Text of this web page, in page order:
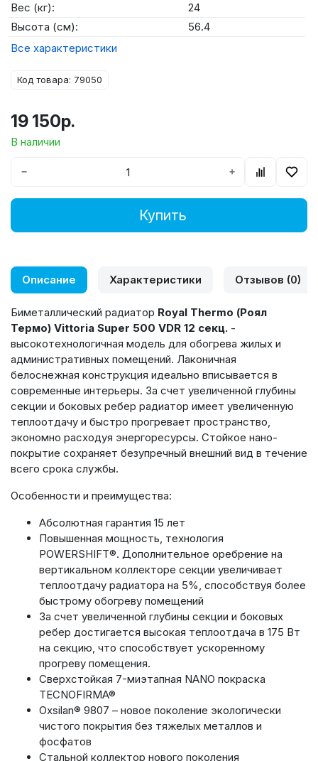
Вес (кг):
24
Высота (см):
56.4
Все характеристики
Код товара: 79050
19 150р.
В наличии
− +
Купить
Описание Характеристики Отзывов (0)
Биметаллический радиатор Royal Thermo (Роял
Термо) Vittoria Super 500 VDR 12 секц. -
высокотехнологичная модель для обогрева жилых и
административных помещений. Лаконичная
белоснежная конструкция идеально вписывается в
современные интерьеры. За счет увеличенной глубины
секции и боковых ребер радиатор имеет увеличенную
теплоотдачу и быстро прогревает пространство,
экономно расходуя энергоресурсы. Стойкое нано-
покрытие сохраняет безупречный внешний вид в течение
всего срока службы.
Особенности и преимущества:
Абсолютная гарантия 15 лет
Повышенная мощность, технология
POWERSHIFT®. Дополнительное оребрение на
вертикальном коллекторе секции увеличивает
теплоотдачу радиатора на 5%, способствуя более
быстрому обогреву помещений
За счет увеличенной глубины секции и боковых
ребер достигается высокая теплоотдача в 175 Вт
на секцию, что способствует ускоренному
прогреву помещения.
Сверхстойкая 7-миэтапная NANO покраска
TECNOFIRMA®
Oxsilan® 9807 – новое поколение экологически
чистого покрытия без тяжелых металлов и
фосфатов
Стальной коллектор нового поколения